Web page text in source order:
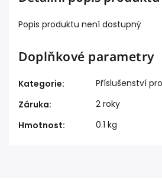
Popis produktu není dostupný
Doplňkové parametry
Kategorie:
Příslušenství
Záruka:
2 roky
Hmotnost: 0.1 kg